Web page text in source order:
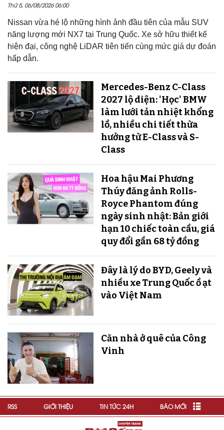
Thứ 5, 06/08/2026 06:00
Nissan vừa hé lộ những hình ảnh đầu tiên của mẫu SUV
năng lượng mới NX7 tại Trung Quốc. Xe sở hữu thiết kế
hiện đại, công nghệ LiDAR tiên tiến cùng mức giá dự đoán
hấp dẫn.
Mercedes-Benz C-Class
2027 lộ diện: 'Học' BMW
làm lưới tản nhiệt khổng
lồ, nhiều chi tiết thừa
hưởng từ E-Class và S-
Class
Hoa hậu Mai Phương
Thúy đăng ảnh Rolls-
Royce Phantom đúng
ngày sinh nhật: Bản giới
hạn 10 chiếc toàn cầu, giá
quy đổi gần 68 tỷ đồng
Đây là lý do BYD, Geely và
nhiều xe Trung Quốc ồ ạt
vào Việt Nam
Căn nhà ở quê của Công
Vinh
RSS GIỚI THIỆU TIN TỨC 24H BÁO MỚI